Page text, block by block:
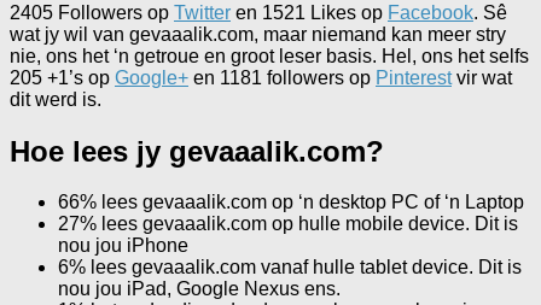
2405 Followers op Twitter en 1521 Likes op Facebook. Sê
wat jy wil van gevaaalik.com, maar niemand kan meer stry
nie, ons het ‘n getroue en groot leser basis. Hel, ons het selfs
205 +1’s op Google+ en 1181 followers op Pinterestvir wat
dit werd is.
Hoe lees jy gevaaalik.com?
66% lees gevaaalik.com op ‘n desktop PC of ‘n Laptop
27% lees gevaaalik.com op hulle mobile device. Dit is
nou jou iPhone
6% lees gevaaalik.com vanaf hulle tablet device. Dit is
nou jou iPad, Google Nexus ens.